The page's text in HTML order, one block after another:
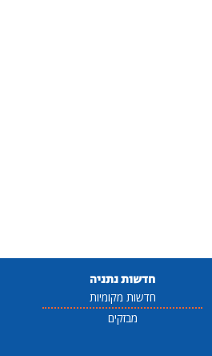
חדשות נתניה
חדשות מקומיות
מבזקים